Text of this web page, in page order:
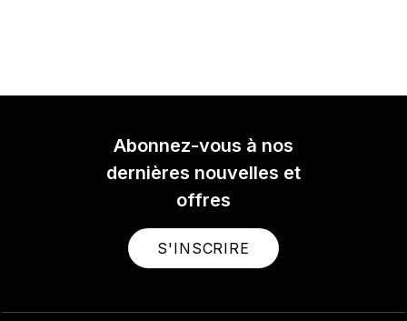
Abonnez-vous à nos
dernières nouvelles et
offres
S'INSCRIRE